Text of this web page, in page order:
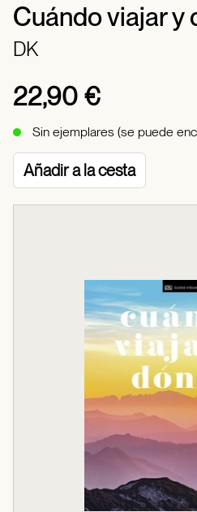
Cuándo viajar y
DK
22,90 €
Sin ejemplares (se puede
Añadir a la cesta